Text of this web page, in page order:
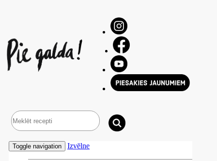
Toggle navigation Izvēlne